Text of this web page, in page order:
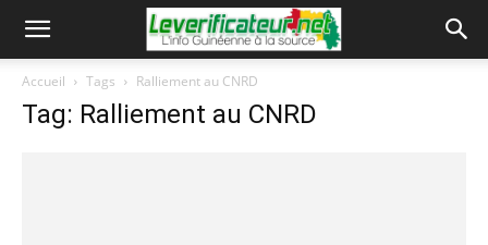
Accueil Tags Ralliement au CNRD
Tag: Ralliement au CNRD